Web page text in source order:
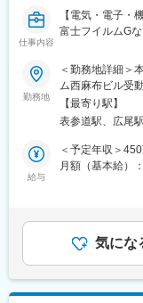
かな商品）
※50～60代のお
※「あなたがい
【働き方】
全国出張（4～5
得可能です！
出張費・住居・
で安心です◎）
過去入社者：元
ー、介護、看護
【キャリアアッ
仕事内容
【電気・電子・
富士フイルムG
■業務内容：
サービスエンジ
います。
作業だけではな
ニケーション、
していきます。
■具体的な業務：
◇据付（搬入・
勤務地
＜勤務地詳細＞
ム西麻布ビル受
定める事業所
【最寄り駅】
表参道駅、広尾
給与
＜予定年収＞
月額（基本給）
り、選考を通じ
当を含めた表記
気にな